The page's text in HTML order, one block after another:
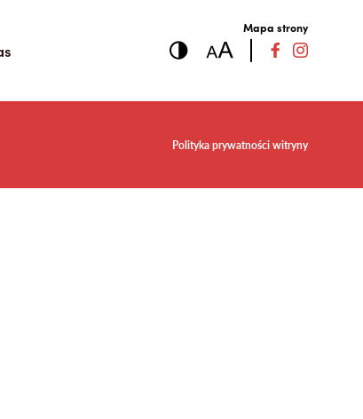
Mapa strony
Polityka prywatności witryny